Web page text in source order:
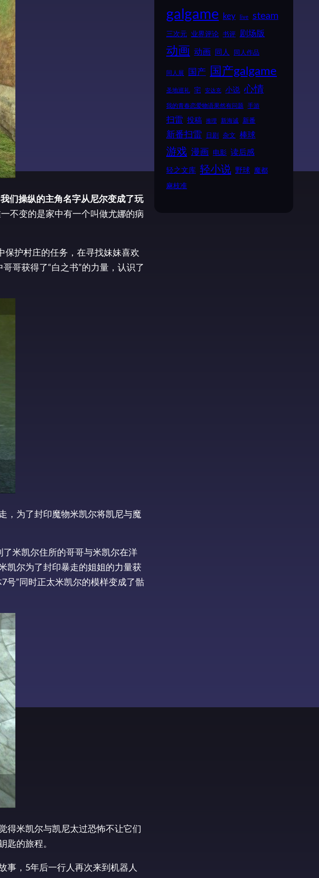
我们操纵的主角名字从尼尔变成了玩
不变的是家中有一个叫做尤娜的病
保护村庄的任务，在寻找妹妹喜欢
哥获得了“白之书”的力量，认识了
，为了封印魔物米凯尔将凯尼与魔
米凯尔住所的哥哥与米凯尔在洋
凯尔为了封印暴走的姐姐的力量获
号”同时正太米凯尔的模样变成了骷
得米凯尔与凯尼太过恐怖不让它们
的旅程。
事，5年后一行人再次来到机器人
galgame key live steam
三次元 业界评论 书评 剧场版
动画 动画 同人 同人作品
同人展 国产 国产galgame
圣地巡礼 宅 安达充 小说 心情
我的青春恋爱物语果然有问题 手游
扫雷 投稿 推理 新海诚 新番
新番扫雷 日剧 杂文 棒球
游戏 漫画 电影 读后感
轻之文库 轻小说 野球 魔都
麻枝准